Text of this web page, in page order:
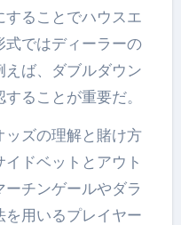
することでハウスエ
式ではディーラーの
ば、ダブルダウン
ることが重要だ。
ッズの理解と賭け方
ドベットとアウト
チンゲールやダラ
を用いるプレイヤー